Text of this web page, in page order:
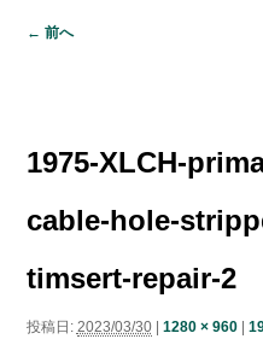
ン
ン
テ
コ
テ
ン
ゲ
シ
ン
← 前へ
1975-XLCH-
cable-hole-
timsert-repair-2
投稿日: 2023/03/30| 1280 × 960|